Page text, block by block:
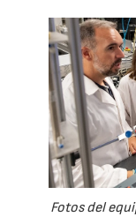
Fotos del